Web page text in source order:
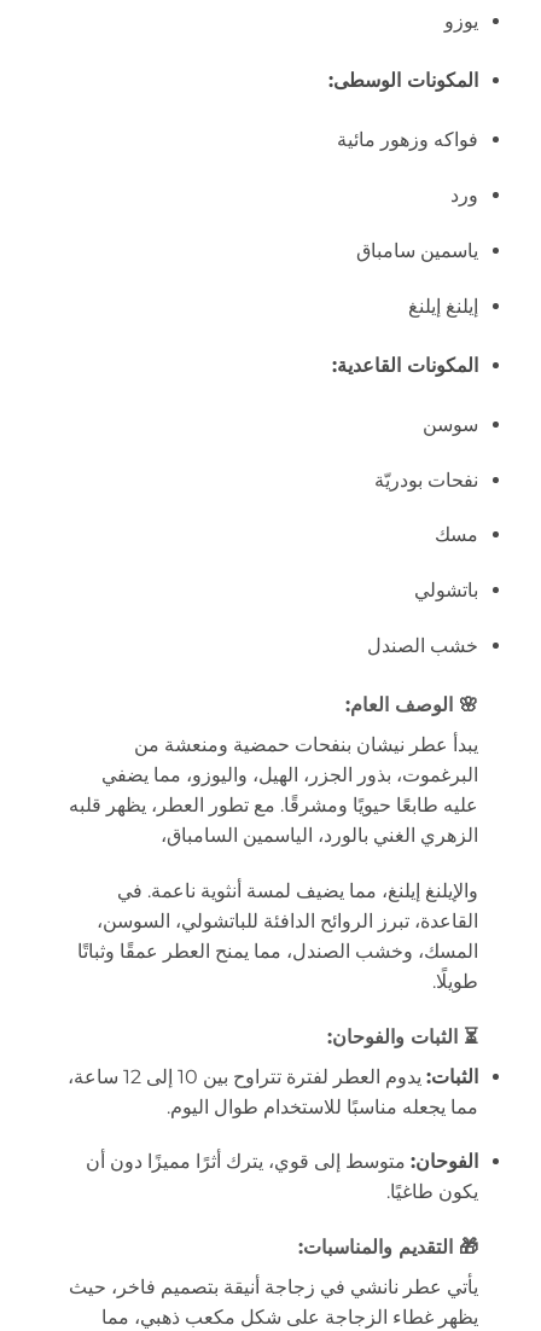
يوزو
المكونات الوسطى:
فواكه وزهور مائية
ورد
ياسمين سامباق
إيلنغ إيلنغ
المكونات القاعدية:
سوسن
نفحات بودريّة
مسك
باتشولي
خشب الصندل
🌸 الوصف العام:
يبدأ عطر نيشان بنفحات حمضية ومنعشة من
البرغموت، بذور الجزر، الهيل، واليوزو، مما يضفي
عليه طابعًا حيويًا ومشرقًا. مع تطور العطر، يظهر قلبه
الزهري الغني بالورد، الياسمين السامباق،
والإيلنغ إيلنغ، مما يضيف لمسة أنثوية ناعمة. في
القاعدة، تبرز الروائح الدافئة للباتشولي، السوسن،
المسك، وخشب الصندل، مما يمنح العطر عمقًا وثباتًا
طويلًا.
⏳ الثبات والفوحان:
الثبات:
يدوم العطر لفترة تتراوح بين 10 إلى 12 ساعة،
مما يجعله مناسبًا للاستخدام طوال اليوم.
الفوحان: متوسط إلى قوي، يترك أثرًا مميزًا دون أن
يكون طاغيًا.
🎁 التقديم والمناسبات:
يأتي عطر نانشي في زجاجة أنيقة بتصميم فاخر، حيث
يظهر غطاء الزجاجة على شكل مكعب ذهبي، مما